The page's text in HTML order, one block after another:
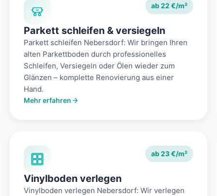
ab 22 €/m²
Parkett schleifen & versiegeln
Parkett schleifen Nebersdorf: Wir bringen Ihren
alten Parkettboden durch professionelles
Schleifen, Versiegeln oder Ölen wieder zum
Glänzen – komplette Renovierung aus einer
Hand.
Mehr erfahren
ab 23 €/m²
Vinylboden verlegen
Vinylboden verlegen Nebersdorf: Wir verlegen